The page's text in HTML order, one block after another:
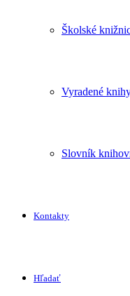
Školské
Vyradené
Slovník
Kontakty
Hľadať